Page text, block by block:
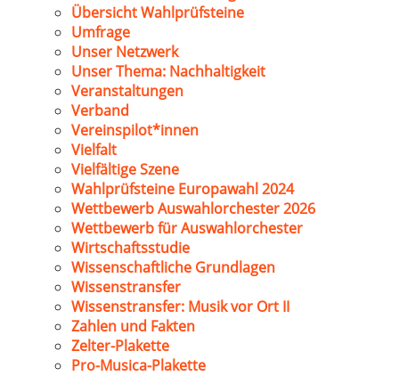
Übersicht Wahlprüfsteine
Umfrage
Unser Netzwerk
Unser Thema: Nachhaltigkeit
Veranstaltungen
Verband
Vereinspilot*innen
Vielfalt
Vielfältige Szene
Wahlprüfsteine Europawahl 2024
Wettbewerb Auswahlorchester 2026
Wettbewerb für Auswahlorchester
Wirtschaftsstudie
Wissenschaftliche Grundlagen
Wissenstransfer
Wissenstransfer: Musik vor Ort II
Zahlen und Fakten
Zelter-Plakette
Pro-Musica-Plakette